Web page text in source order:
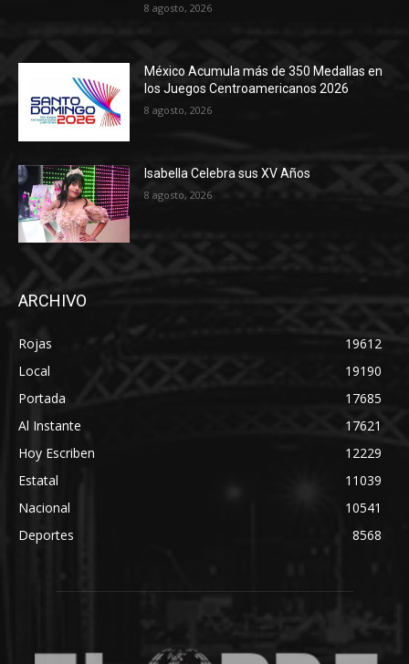
8 agosto, 2026
México Acumula más de 350 Medallas en
los Juegos Centroamericanos 2026
8 agosto, 2026
Isabella Celebra sus XV Años
8 agosto, 2026
ARCHIVO
Rojas
19612
Local
19190
Portada
17685
Al Instante
17621
Hoy Escriben
12229
Estatal
11039
Nacional
10541
Deportes
8568